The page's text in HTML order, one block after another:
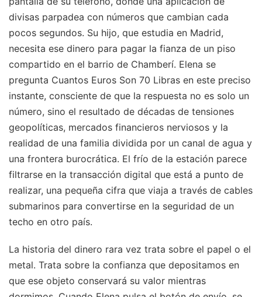
divisas parpadea con números que cambian cada
pocos segundos. Su hijo, que estudia en Madrid,
necesita ese dinero para pagar la fianza de un piso
compartido en el barrio de Chamberí. Elena se
pregunta Cuantos Euros Son 70 Libras en este preciso
instante, consciente de que la respuesta no es solo un
número, sino el resultado de décadas de tensiones
geopolíticas, mercados financieros nerviosos y la
realidad de una familia dividida por un canal de agua y
una frontera burocrática. El frío de la estación parece
filtrarse en la transacción digital que está a punto de
realizar, una pequeña cifra que viaja a través de cables
submarinos para convertirse en la seguridad de un
techo en otro país.
La historia del dinero rara vez trata sobre el papel o el
metal. Trata sobre la confianza que depositamos en
que ese objeto conservará su valor mientras